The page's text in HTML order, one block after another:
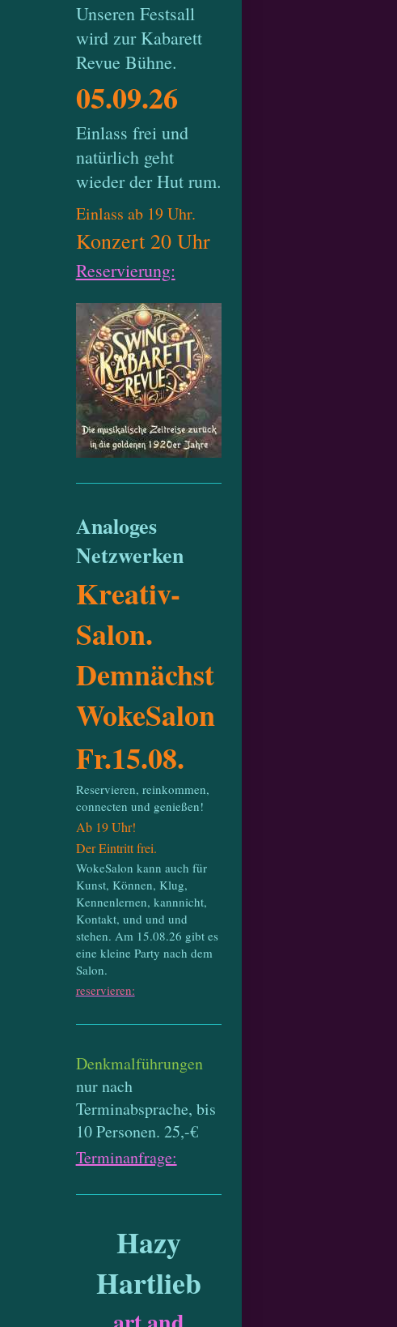
Unseren Festsall
wird zur Kabarett
Revue Bühne.
05.09.26
Einlass frei und
natürlich geht
wieder der Hut rum.
Einlass ab 19 Uhr.
Konzert 20 Uhr
Reservierung:
Analoges
Netzwerken
Kreativ-
Salon.
Demnächst
WokeSalon
Fr.15.08.
Reservieren, reinkommen,
connecten und genießen!
Ab 19 Uhr!
Der Eintritt frei.
WokeSalon kann auch für
Kunst, Können, Klug,
Kennenlernen, kannnicht,
Kontakt, und und und
stehen. Am 15.08.26 gibt es
eine kleine Party nach dem
Salon.
reservieren:
Denkmalführungen
nur nach
Terminabsprache, bis
10 Personen. 25,-€
Terminanfrage:
Hazy
Hartlieb